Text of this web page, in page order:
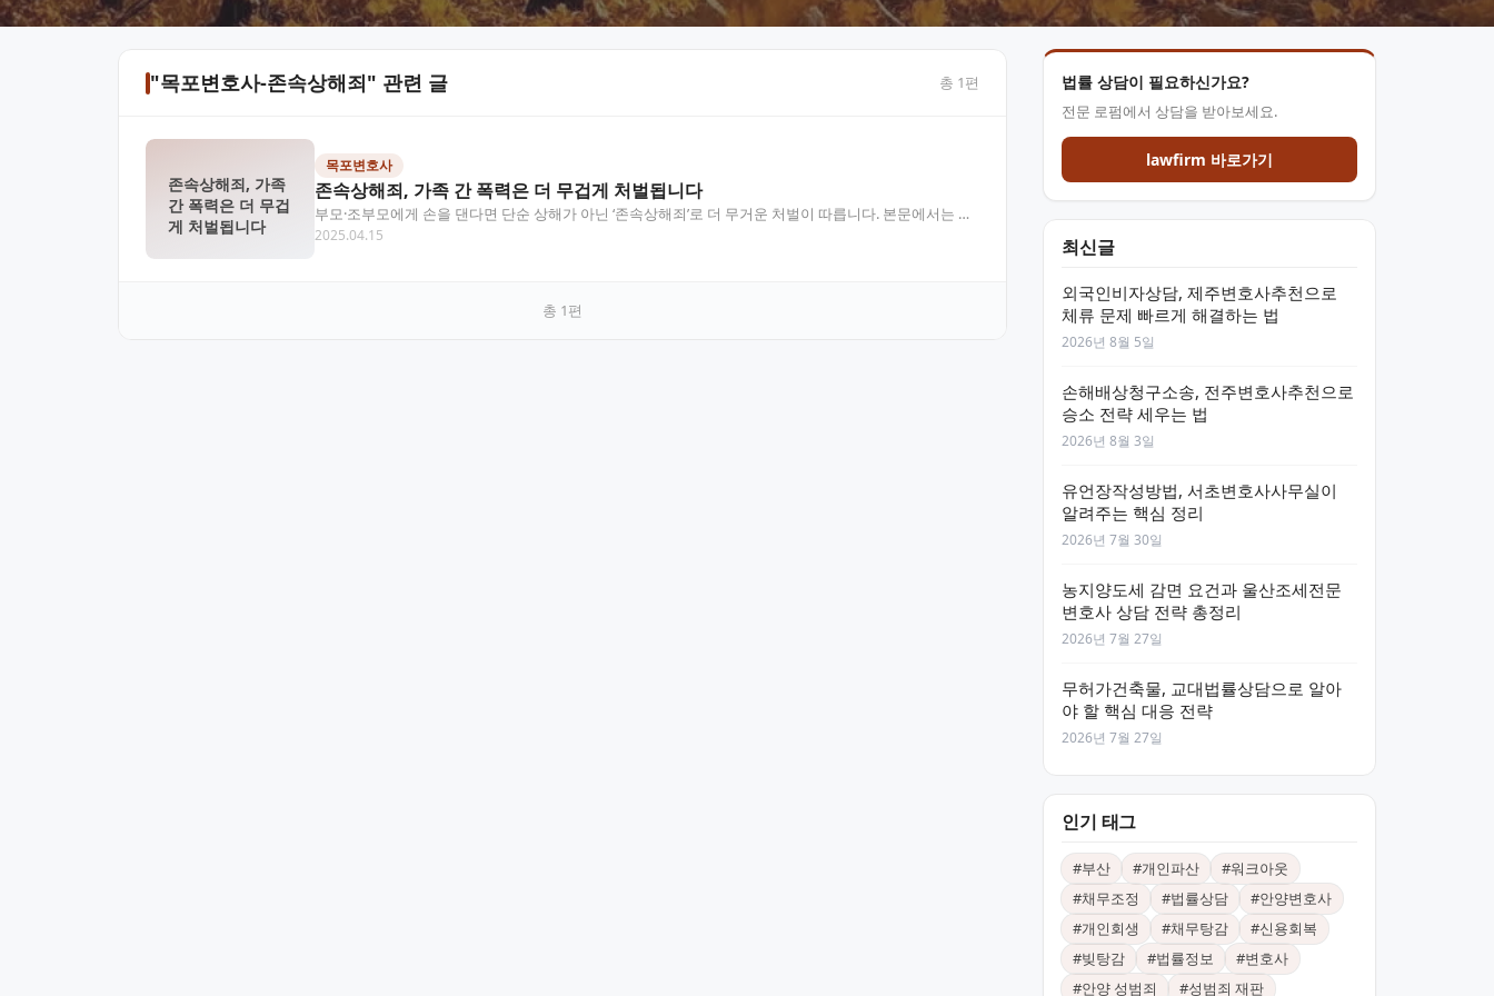
"목포변호사-존속상해죄" 관련 글 총 1편
존속상해죄, 가족
간 폭력은 더 무겁
게 처벌됩니다
목포변호사
존속상해죄, 가족 간 폭력은 더 무겁게 처벌됩니다
부모·조부모에게 손을 댄다면 단순 상해가 아닌 ‘존속상해죄’로 더 무거운 처벌이 따릅니다. 본문에서는 존
속상해죄의 법적 의미, 처벌 수위, 판례, 대응 방안까지 자세히 정리하였습니…
2025.04.15
총 1편
법률 상담이 필요하신가요?
전문 로펌에서 상담을 받아보세요.
lawfirm 바로가기
최신글
외국인비자상담, 제주변호사추천으로
체류 문제 빠르게 해결하는 법
2026년 8월 5일
손해배상청구소송, 전주변호사추천으로
승소 전략 세우는 법
2026년 8월 3일
유언장작성방법, 서초변호사사무실이
알려주는 핵심 정리
2026년 7월 30일
농지양도세 감면 요건과 울산조세전문
변호사 상담 전략 총정리
2026년 7월 27일
무허가건축물, 교대법률상담으로 알아
야 할 핵심 대응 전략
2026년 7월 27일
인기 태그
#부산 #개인파산 #워크아웃
#채무조정 #법률상담 #안양변호사
#개인회생 #채무탕감 #신용회복
#빚탕감 #법률정보 #변호사
#안양 성범죄 #성범죄 재판